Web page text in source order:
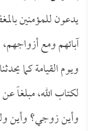
يدعون للمؤمنين
آبائهم ومع
ويوم القيامة كما
لكتاب الله، مبلغاً
وأين زوجي؟ وأين